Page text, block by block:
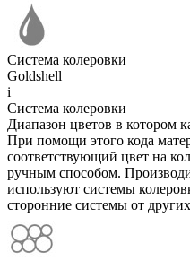
Система колеровки
Goldshell
i
Система колеровки
Диапазон цветов в котором
При помощи этого кода
соответствующий цвет на
ручным способом.
используют системы
сторонние системы от